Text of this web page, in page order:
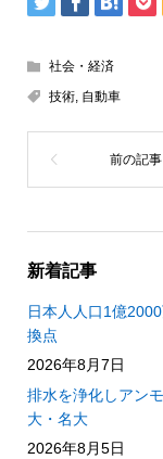
社会・経済
技術, 自動車
新着記事
日本人人口1億
換点
2026年8月7日
排水を浄化しアン
大・名大
2026年8月5日